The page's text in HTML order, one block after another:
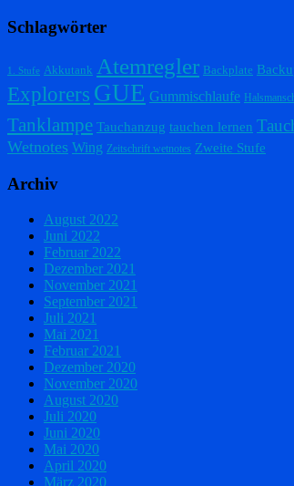
Schlagwörter
1. Stufe Akkutank Atemregler Backplate
Explorers GUE Gummischlaufe
Tanklampe Tauchanzug tauchen lernen
Wetnotes Wing Zeitschrift wetnotes Zweite Stufe
Archiv
August 2022
Juni 2022
Februar 2022
Dezember 2021
November 2021
September 2021
Juli 2021
Mai 2021
Februar 2021
Dezember 2020
November 2020
August 2020
Juli 2020
Juni 2020
Mai 2020
April 2020
März 2020